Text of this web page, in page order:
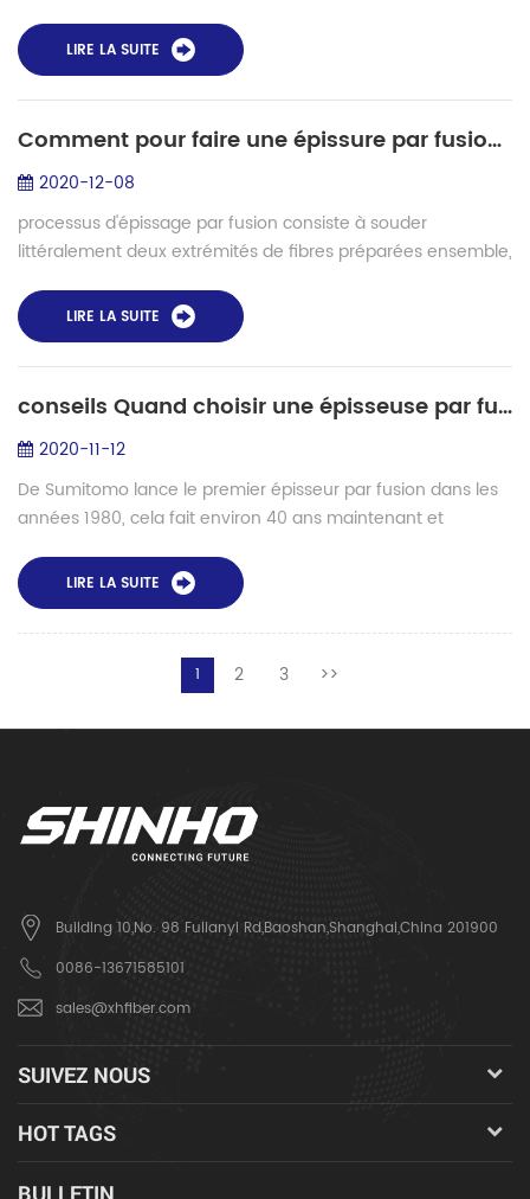
de plus en plus importantes et...
LIRE LA SUITE
Comment pour faire une épissure par fusion parfaite
2020-12-08
processus d'épissage par fusion consiste à souder
littéralement deux extrémités de fibres préparées ensemble,
perte d'insertion . alors quoi fa...
LIRE LA SUITE
conseils Quand choisir une épisseuse par fusion
2020-11-12
De Sumitomo lance le premier épisseur par fusion dans les
années 1980, cela fait environ 40 ans maintenant et
l’installation de réseaux de fib...
LIRE LA SUITE
1 2 3 >>
Building 10,No. 98 Fulianyi Rd,Baoshan,Shanghai,China 201900
0086-13671585101
sales@xhfiber.com
SUIVEZ NOUS
HOT TAGS
BULLETIN